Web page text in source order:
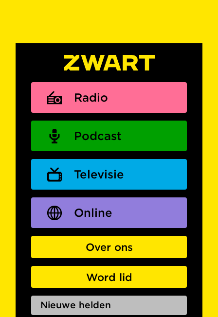
Radio
Podcast
Televisie
Online
Over ons
Word lid
Nieuwe helden